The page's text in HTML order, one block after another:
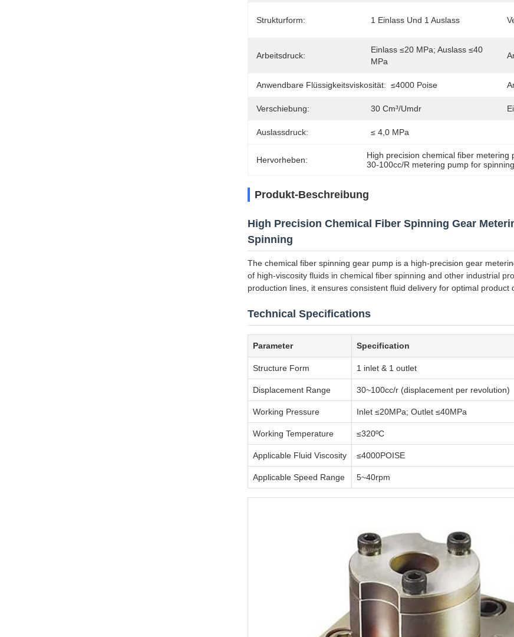
Strukturform: 1 Einlass Und 1 Auslass
Arbeitsdruck:
Einlass ≤20 MPa; Auslass ≤40
MPa
Anwendbare Flüssigkeitsviskosität: ≤4000 Poise
Verschiebung: 30 Cm³/Umdr
Auslassdruck: ≤ 4,0 MPa
Hervorheben: High precision chemical fiber metering
30-100cc/R metering pump for spinning
Produkt-Beschreibung
High Precision Chemical Fiber Spinning Gear
Spinning
The chemical fiber spinning gear pump is a high-precision gear
of high-viscosity fluids in chemical fiber spinning and other industrial
production lines, it ensures consistent fluid delivery for optimal product
Technical Specifications
Parameter Specification
Structure Form 1 inlet & 1 outlet
Displacement Range 30~100cc/r (displacement per revolution)
Working Pressure Inlet ≤20MPa; Outlet ≤40MPa
Working Temperature ≤320ºC
Applicable Fluid Viscosity ≤4000POISE
Applicable Speed Range 5~40rpm